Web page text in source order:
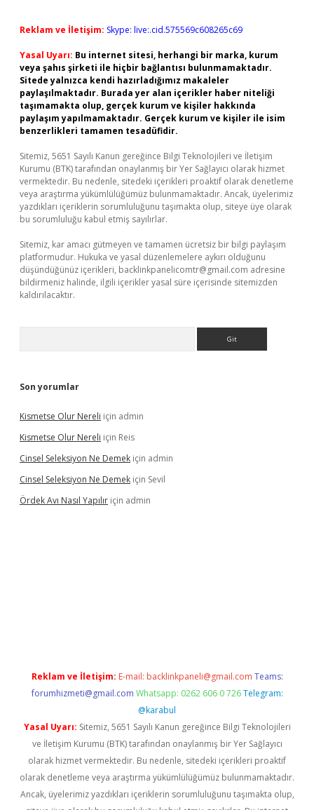
Reklam ve İletişim: Skype: live:.cid.575569c608265c69
Yasal Uyarı: Bu internet sitesi, herhangi bir marka, kurum
veya şahıs şirketi ile hiçbir bağlantısı bulunmamaktadır.
Sitede yalnızca kendi hazırladığımız makaleler
paylaşılmaktadır. Burada yer alan içerikler haber niteliği
taşımamakta olup, gerçek kurum ve kişiler hakkında
paylaşım yapılmamaktadır. Gerçek kurum ve kişiler ile isim
benzerlikleri tamamen tesadüfidir.
Sitemiz, 5651 Sayılı Kanun gereğince Bilgi Teknolojileri ve İletişim
Kurumu (BTK) tarafından onaylanmış bir Yer Sağlayıcı olarak hizmet
vermektedir. Bu nedenle, sitedeki içerikleri proaktif olarak denetleme
veya araştırma yükümlülüğümüz bulunmamaktadır. Ancak, üyelerimiz
yazdıkları içeriklerin sorumluluğunu taşımakta olup, siteye üye olarak
bu sorumluluğu kabul etmiş sayılırlar.
Sitemiz, kar amacı gütmeyen ve tamamen ücretsiz bir bilgi paylaşım
platformudur. Hukuka ve yasal düzenlemelere aykırı olduğunu
düşündüğünüz içerikleri, backlinkpanelicomtr@gmail.com adresine
bildirmeniz halinde, ilgili içerikler yasal süre içerisinde sitemizden
kaldırılacaktır.
Son yorumlar
Kismetse Olur Nereli için admin
Kismetse Olur Nereli için Reis
Cinsel Seleksiyon Ne Demek için admin
Cinsel Seleksiyon Ne Demek için Sevil
Ördek Avı Nasıl Yapılır için admin
Reklam ve İletişim: E-mail: backlinkpaneli@gmail.com Teams:
forumhizmeti@gmail.com Whatsapp: 0262 606 0 726 Telegram:
@karabul
Yasal Uyarı: Sitemiz, 5651 Sayılı Kanun gereğince Bilgi Teknolojileri
ve İletişim Kurumu (BTK) tarafından onaylanmış bir Yer Sağlayıcı
olarak hizmet vermektedir. Bu nedenle, sitedeki içerikleri proaktif
olarak denetleme veya araştırma yükümlülüğümüz bulunmamaktadır.
Ancak, üyelerimiz yazdıkları içeriklerin sorumluluğunu taşımakta olup,